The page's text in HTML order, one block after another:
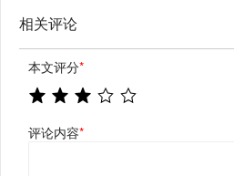
相关评论
本文评分*
评论内容*